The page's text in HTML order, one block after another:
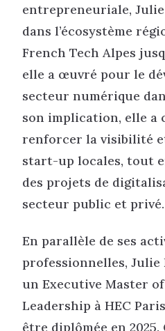
entrepreneuriale,
dans l’écosystème
French Tech Alpes
elle a œuvré pour le
secteur numérique
son implication, elle a
renforcer la visibilité
start-up locales, tout
des projets de
secteur public et privé.
En parallèle de ses
professionnelles,
un Executive Master
Leadership à HEC
être diplômée en